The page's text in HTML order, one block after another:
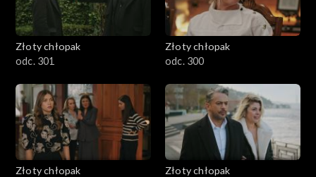
Złoty chłopak
odc. 301
Złoty chłopak
odc. 300
Złoty chłopak
Złoty chłopak